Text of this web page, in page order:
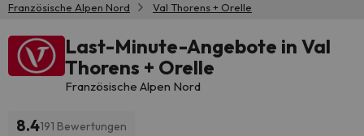
Französische Alpen Nord
Val Thorens + Orelle
Last-Minute-Angebote in Val
Thorens + Orelle
Französische Alpen Nord
8.4191 Bewertungen